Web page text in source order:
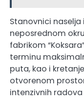
Stanovnici naselja
neposrednom
fabrikom
terminu
puta, kao i
otvorenom
intenzivnih radova